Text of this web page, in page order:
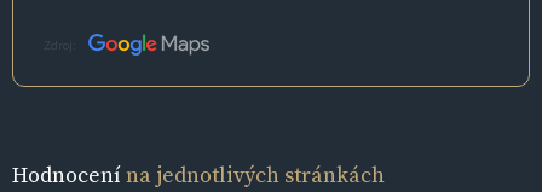
Zdroj:
Hodnocenína jednotlivých stránkách